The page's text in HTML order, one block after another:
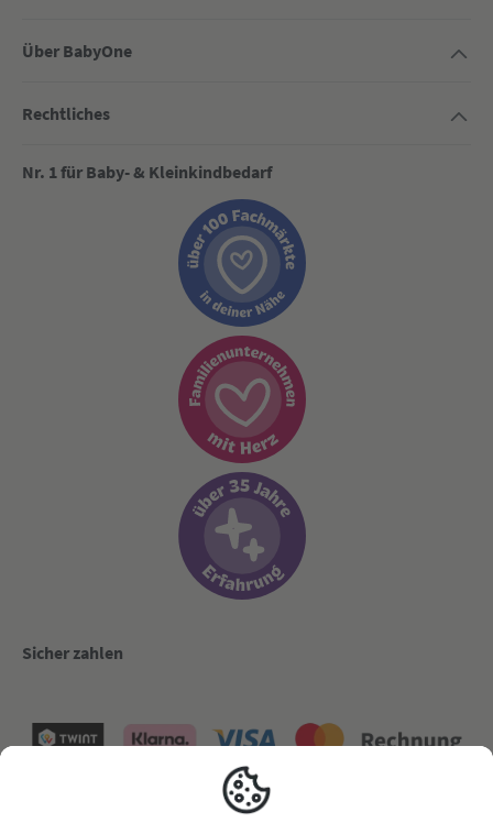
Über BabyOne
Rechtliches
Nr. 1 für Baby- & Kleinkindbedarf
Sicher zahlen